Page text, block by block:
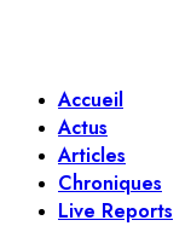
Accueil
Actus
Articles
Chroniques
Live Reports